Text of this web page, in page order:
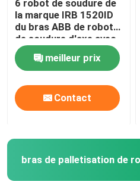
Robot humanoïde
Une main habile
6 robot de soudure de
la marque IRB 1520ID
du bras ABB de robot
de soudure d'axe avec
la puissance de
soudure et le
positionneur de
Megmeet
meilleur prix
Contact
bras de palletisation de